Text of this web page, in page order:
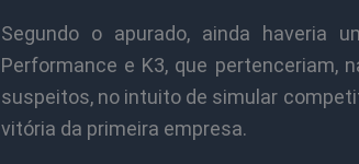
Segundo o apurado, ainda haveria
Performance e K3, que pertenceriam,
suspeitos, no intuito de simular
vitória da primeira empresa.